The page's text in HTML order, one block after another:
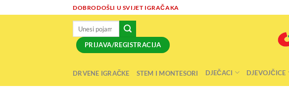
to
DOBRODOŠLI U SVIJET IGRAČAKA
PRIJAVA/REGISTRACIJA
DRVENE IGRAČKE STEM I MONTESORI DJEČACI DJEVOJČICE